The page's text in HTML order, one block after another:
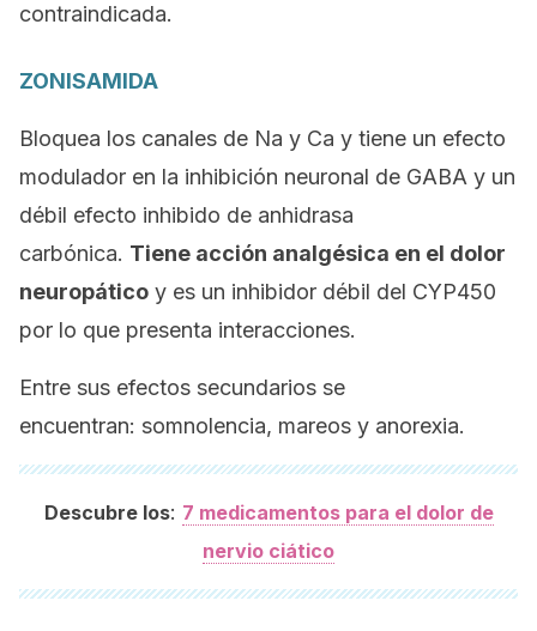
contraindicada.
ZONISAMIDA
Bloquea los canales de Na y Ca y tiene un efecto
modulador en la inhibición neuronal de GABA y un
débil efecto inhibido de anhidrasa
carbónica. Tiene acción analgésica en el dolor
neuropático y es un inhibidor débil del CYP450
por lo que presenta interacciones.
Entre sus efectos secundarios se
encuentran: somnolencia, mareos y anorexia.
Descubre los: 7 medicamentos para el dolor de
nervio ciático